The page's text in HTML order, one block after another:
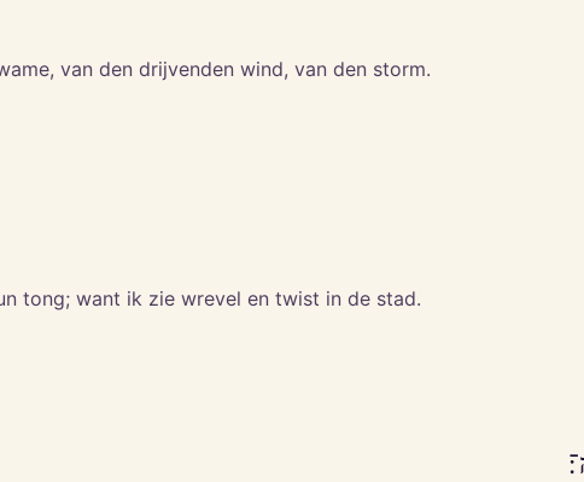
van den drijvenden wind, van den storm.
tong; want ik zie wrevel en twist in de stad.